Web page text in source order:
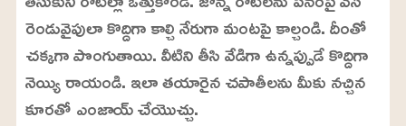
రెండువైపులా కొద్దిగా కాల్చి నేరుగా మంటపై కాల్చండి. దీంతో
చక్కగా పొంగుతాయి. వీటిని తీసి వేడిగా ఉన్నప్పుడే కొద్దిగా
నెయ్యి రాయండి. ఇలా తయారైన చపాతీలను మీకు నచ్చిన
కూరతో ఎంజాయ్ చేయొచ్చు.